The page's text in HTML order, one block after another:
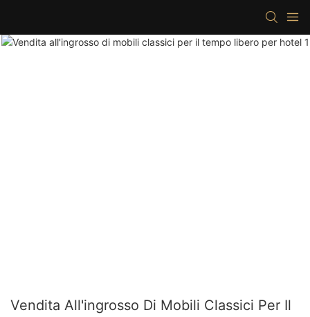
Vendita All'ingrosso Di Mobili Classici Per Il